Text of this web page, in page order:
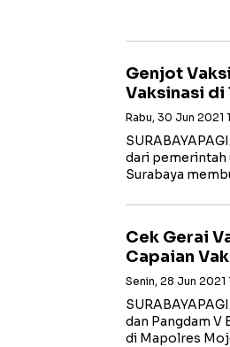
Genjot
Vaksinasi di
Rabu, 30 Jun 2021
dari pemerintah
Surabaya
Cek Gerai
Capaian
Senin, 28 Jun 2021
dan Pangdam V
di Mapolres